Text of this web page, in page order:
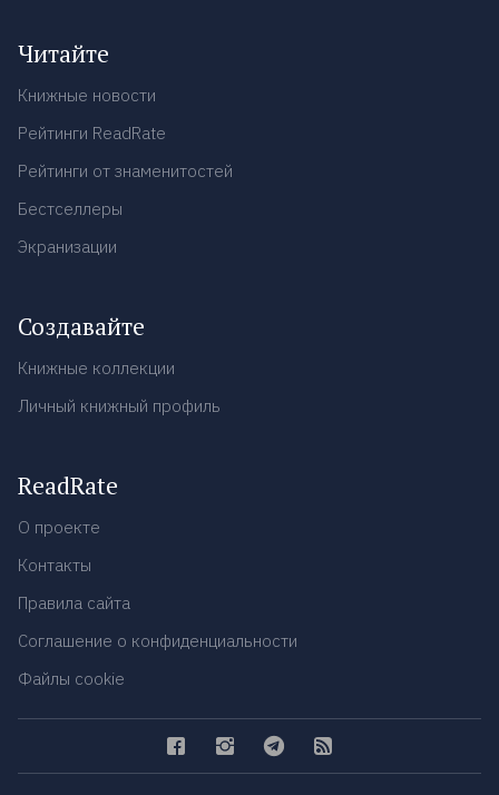
Читайте
Книжные новости
Рейтинги ReadRate
Рейтинги от знаменитостей
Бестселлеры
Экранизации
Создавайте
Книжные коллекции
Личный книжный профиль
ReadRate
О проекте
Контакты
Правила сайта
Соглашение о конфиденциальности
Файлы cookie